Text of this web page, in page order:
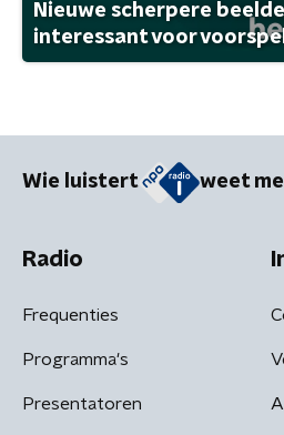
Nieuwe scherpere
interessant voor
Wie luistert weet
Radio
Frequenties
Programma's
Presentatoren